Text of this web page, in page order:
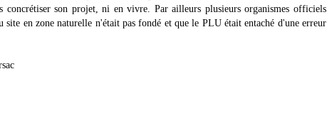
concrétiser son projet, ni en vivre. Par ailleurs plusieurs organismes officiels
en zone naturelle n'était pas fondé et que le PLU était entaché d'une erreur